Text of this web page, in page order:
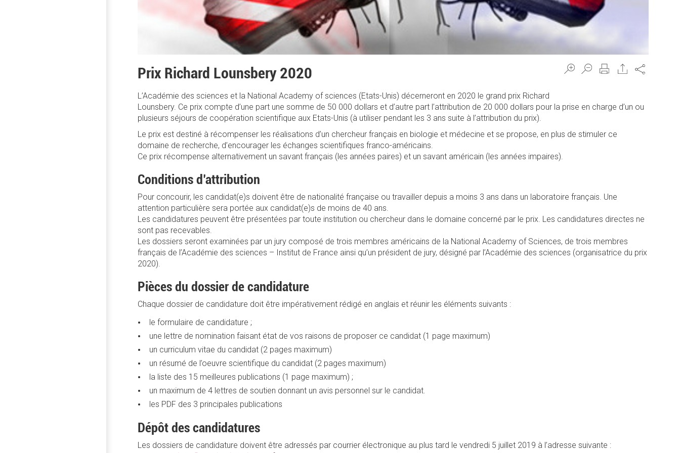
Share
Prix Richard Lounsbery 2020
L’Académie des sciences et la National Academy of sciences (Etats-Unis) décerneront en 2020 le grand prix Richard
Lounsbery. Ce prix compte d’une part une somme de 50 000 dollars et d’autre part l’attribution de 20 000 dollars pour la prise en charge d’un ou
plusieurs séjours de coopération scientifique aux Etats-Unis (à utiliser pendant les 3 ans suite à l’attribution du prix).
Le prix est destiné à récompenser les réalisations d’un chercheur français en biologie et médecine et se propose, en plus de stimuler ce
domaine de recherche, d’encourager les échanges scientifiques franco-américains.
Ce prix récompense alternativement un savant français (les années paires) et un savant américain (les années impaires).
Conditions d’attribution
Pour concourir, les candidat(e)s doivent être de nationalité française ou travailler depuis a moins 3 ans dans un laboratoire français. Une
attention particulière sera portée aux candidat(e)s de moins de 40 ans.
Les candidatures peuvent être présentées par toute institution ou chercheur dans le domaine concerné par le prix. Les candidatures directes ne
sont pas recevables.
Les dossiers seront examinées par un jury composé de trois membres américains de la National Academy of Sciences, de trois membres
français de l’Académie des sciences – Institut de France ainsi qu’un président de jury, désigné par l’Académie des sciences (organisatrice du prix
2020).
Pièces du dossier de candidature
Chaque dossier de candidature doit être impérativement rédigé en anglais et réunir les éléments suivants :
le formulaire de candidature ;
une lettre de nomination faisant état de vos raisons de proposer ce candidat (1 page maximum)
un curriculum vitae du candidat (2 pages maximum)
un résumé de l’oeuvre scientifique du candidat (2 pages maximum)
la liste des 15 meilleures publications (1 page maximum) ;
un maximum de 4 lettres de soutien donnant un avis personnel sur le candidat.
les PDF des 3 principales publications
Dépôt des candidatures
Les dossiers de candidature doivent être adressés par courrier électronique au plus tard le vendredi 5 juillet 2019 à l’adresse suivante :